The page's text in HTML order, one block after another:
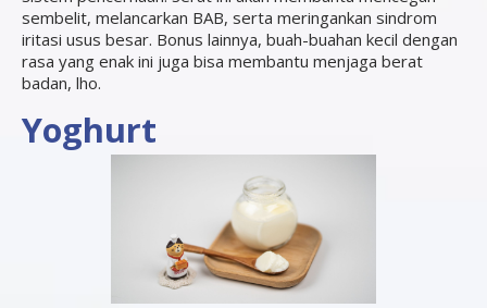
sembelit, melancarkan BAB, serta meringankan sindrom
iritasi usus besar. Bonus lainnya, buah-buahan kecil dengan
rasa yang enak ini juga bisa membantu menjaga berat
badan, lho.
Yoghurt